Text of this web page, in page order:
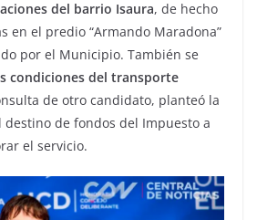
del barrio Isaura, de hecho
en el predio “Armando Maradona”
por el Municipio. También se
condiciones del transporte
de otro candidato, planteó la
de fondos del Impuesto a
el servicio.